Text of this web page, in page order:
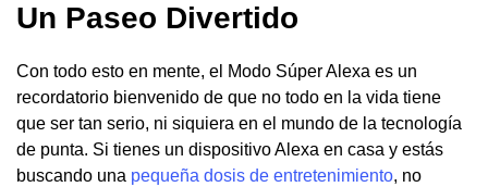
Un Paseo Divertido
Con todo esto en mente, el Modo Súper Alexa es un
recordatorio bienvenido de que no todo en la vida tiene
que ser tan serio, ni siquiera en el mundo de la tecnología
de punta. Si tienes un dispositivo Alexa en casa y estás
buscando una pequeña dosis de entretenimiento, no